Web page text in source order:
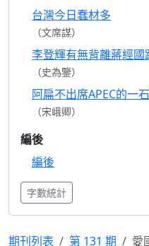
台灣今日蠢材多
（文席謀）
李登輝有無背離蔣經國
（史為鑒）
阿扁不出席APEC的一
（宋峨卿）
編後
編後
字數統計
期刊列表 第 131 期 愛